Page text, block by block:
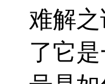
难解
了它